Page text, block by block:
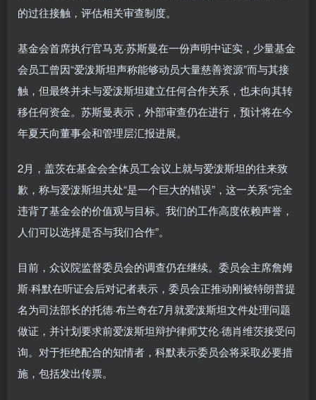
的过往接触，评估相关审查制度。
基金会首席执行官马克·苏斯曼在一份声明中证实，少量基金
会员工曾因“爱泼斯坦声称能够动员大量慈善资源”而与其接
触，但最终并未与爱泼斯坦建立任何合作关系，也未向其转
移任何资金。苏斯曼表示，外部审查仍在进行，预计将在今
年夏天向董事会和管理层汇报进展。
2月，盖茨在基金会全体员工会议上就与爱泼斯坦的往来致
歉，称与爱泼斯坦共处“是一个巨大的错误”，这一关系“完全
违背了基金会的价值观与目标。我们的工作高度依赖声誉，
人们可以选择是否与我们合作”。
目前，众议院监督委员会的调查仍在继续。委员会主席詹姆
斯·科默在听证会后对记者表示，委员会正推动刚被特朗普提
名为司法部长的托德·布兰奇在7月就爱泼斯坦文件处理问题
做证，并计划要求前爱泼斯坦辩护律师艾伦·德肖维茨接受问
询。对于拒绝配合的知情者，科默表示委员会将采取必要措
施，包括发出传票。